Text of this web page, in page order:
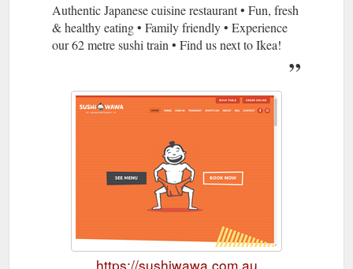
Authentic Japanese cuisine restaurant • Fun, fresh
& healthy eating • Family friendly • Experience
our 62 metre sushi train • Find us next to Ikea!
https://sushiwawa.com.au